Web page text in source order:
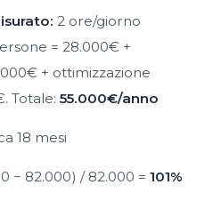
2 ore/giorno
= 28.000€ +
+ ottimizzazione
Totale: 55.000€/anno
18 mesi
− 82.000) / 82.000 = 101%